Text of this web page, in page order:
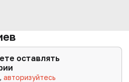
оставлять
авторизуйтесь